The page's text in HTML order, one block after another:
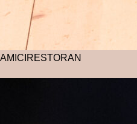
AMICI RESTORAN